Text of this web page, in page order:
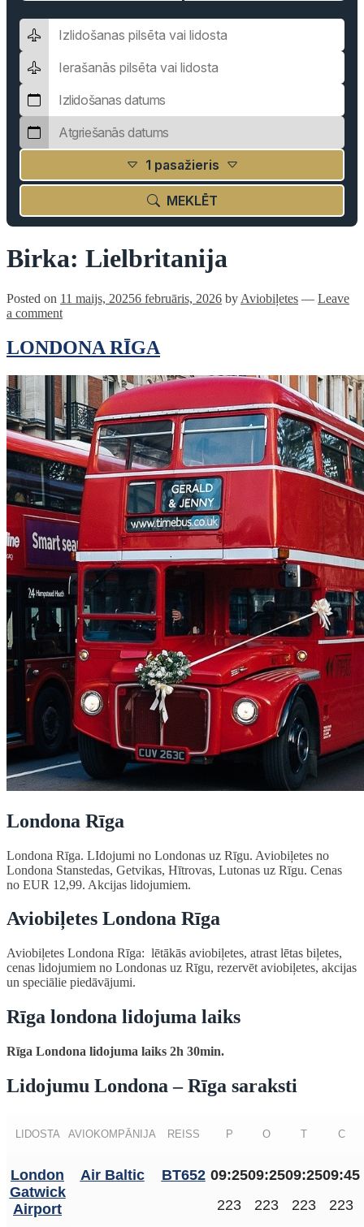
1 pasažieris
MEKLĒT
Birka: Lielbritanija
Posted on 11 maijs, 20256 februāris, 2026 by Aviobiļetes — Leave
a comment
LONDONA RĪGA
Londona Rīga
Londona Rīga. LIdojumi no Londonas uz Rīgu. Aviobiļetes no
Londona Stanstedas, Getvikas, Hītrovas, Lutonas uz Rīgu. Cenas
no EUR 12,99. Akcijas lidojumiem.
Aviobiļetes Londona Rīga
Aviobiļetes Londona Rīga: lētākās aviobiļetes, atrast lētas biļetes,
cenas lidojumiem no Londonas uz Rīgu, rezervēt aviobiļetes, akcijas
un speciālie piedāvājumi.
Rīga londona lidojuma laiks
Rīga Londona lidojuma laiks 2h 30min.
Lidojumu Londona – Rīga saraksti
LIDOSTA AVIOKOMPĀNIJA REISS P O T C
London
Gatwick
Airport
Air Baltic BT652 09:25
223
09:25
223
09:25
223
09:45
223